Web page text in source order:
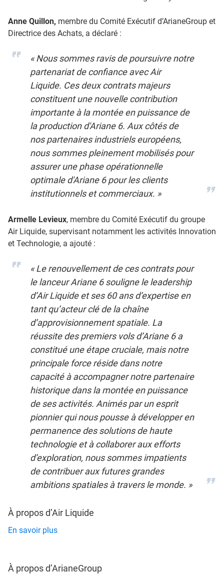
Anne Quillon, membre du Comité Exécutif d’ArianeGroup et
Directrice des Achats, a déclaré :
« Nous sommes ravis de poursuivre notre
partenariat de confiance avec Air
Liquide. Ces deux contrats majeurs
constituent une nouvelle contribution
importante à la montée en puissance de
la production d'Ariane 6. Aux côtés de
nos partenaires industriels européens,
nous sommes pleinement mobilisés pour
assurer une phase opérationnelle
optimale d'Ariane 6 pour les clients
institutionnels et commerciaux. »
Armelle Levieux, membre du Comité Exécutif du groupe
Air Liquide, supervisant notamment les activités Innovation
et Technologie, a ajouté :
« Le renouvellement de ces contrats pour
le lanceur Ariane 6 souligne le leadership
d’Air Liquide et ses 60 ans d’expertise en
tant qu’acteur clé de la chaîne
d’approvisionnement spatiale. La
réussite des premiers vols d’Ariane 6 a
constitué une étape cruciale, mais notre
principale force réside dans notre
capacité à accompagner notre partenaire
historique dans la montée en puissance
de ses activités. Animés par un esprit
pionnier qui nous pousse à développer en
permanence des solutions de haute
technologie et à collaborer aux efforts
d’exploration, nous sommes impatients
de contribuer aux futures grandes
ambitions spatiales à travers le monde. »
À propos d’Air Liquide
En savoir plus
À propos d’ArianeGroup